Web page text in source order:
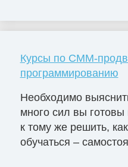
Курсы по СММ-
программированию
Необходимо
много сил вы готовы
к тому же решить,
обучаться –